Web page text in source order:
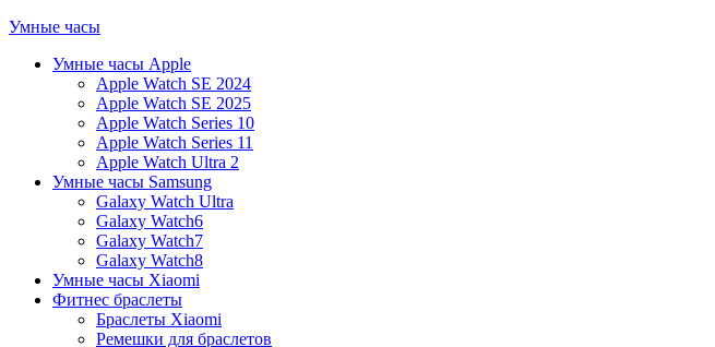
Умные часы
Умные часы Apple
Apple Watch SE 2024
Apple Watch SE 2025
Apple Watch Series 10
Apple Watch Series 11
Apple Watch Ultra 2
Умные часы Samsung
Galaxy Watch Ultra
Galaxy Watch6
Galaxy Watch7
Galaxy Watch8
Умные часы Xiaomi
Фитнес браслеты
Браслеты Xiaomi
Ремешки для браслетов